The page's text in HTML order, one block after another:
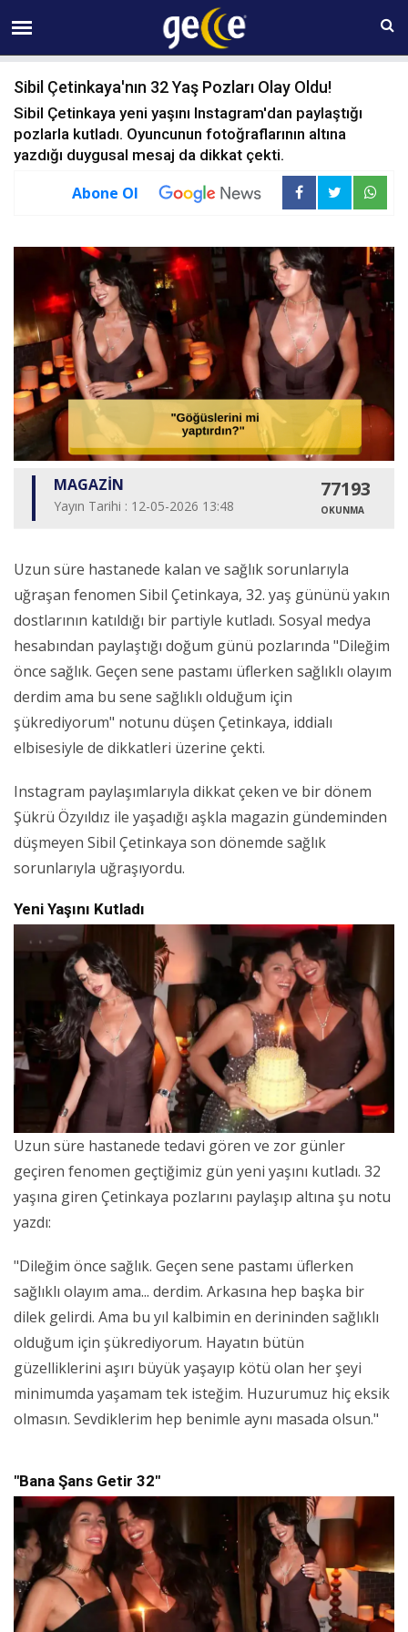
09 AĞUSTOS Pazar 01:08
Sibil Çetinkaya'nın 32 Yaş Pozları Olay Oldu!
Sibil Çetinkaya yeni yaşını Instagram'dan paylaştığı
pozlarla kutladı. Oyuncunun fotoğraflarının altına
yazdığı duygusal mesaj da dikkat çekti.
Abone Ol
MAGAZİN
Yayın Tarihi : 12-05-2026 13:48
77193
OKUNMA
Uzun süre hastanede kalan ve sağlık sorunlarıyla
uğraşan fenomen Sibil Çetinkaya, 32. yaş gününü yakın
dostlarının katıldığı bir partiyle kutladı. Sosyal medya
hesabından paylaştığı doğum günü pozlarında "Dileğim
önce sağlık. Geçen sene pastamı üflerken sağlıklı olayım
derdim ama bu sene sağlıklı olduğum için
şükrediyorum" notunu düşen Çetinkaya, iddialı
elbisesiyle de dikkatleri üzerine çekti.
Instagram paylaşımlarıyla dikkat çeken ve bir dönem
Şükrü Özyıldız ile yaşadığı aşkla magazin gündeminden
düşmeyen Sibil Çetinkaya son dönemde sağlık
sorunlarıyla uğraşıyordu.
Yeni Yaşını Kutladı
Uzun süre hastanede tedavi gören ve zor günler
geçiren fenomen geçtiğimiz gün yeni yaşını kutladı. 32
yaşına giren Çetinkaya pozlarını paylaşıp altına şu notu
yazdı:
"Dileğim önce sağlık. Geçen sene pastamı üflerken
sağlıklı olayım ama... derdim. Arkasına hep başka bir
dilek gelirdi. Ama bu yıl kalbimin en derininden sağlıklı
olduğum için şükrediyorum. Hayatın bütün
güzelliklerini aşırı büyük yaşayıp kötü olan her şeyi
minimumda yaşamam tek isteğim. Huzurumuz hiç eksik
olmasın. Sevdiklerim hep benimle aynı masada olsun."
"Bana Şans Getir 32"